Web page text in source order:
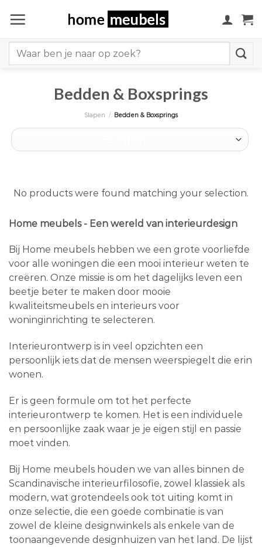
naar
for:
Bedden & Boxsprings
Slapen / Bedden & Boxsprings
No products were found matching your selection.
Home meubels - Een wereld van interieurdesign
Bij Home meubels hebben we een grote voorliefde
voor alle woningen die een mooi interieur weten te
creëren. Onze missie is om het dagelijks leven een
beetje beter te maken door mooie
kwaliteitsmeubels en interieurs voor
woninginrichting te selecteren.
Interieurontwerp is in veel opzichten een
persoonlijk iets dat de mensen weerspiegelt die erin
wonen.
Er is geen formule om tot het perfecte
interieurontwerp te komen. Het is een individuele
en persoonlijke zaak waar je je eigen stijl en passie
moet vinden.
Bij Home meubels houden we van alles binnen de
Scandinavische interieurfilosofie, zowel klassiek als
modern, wat grotendeels ook tot uiting komt in
onze selectie, die een goede combinatie is van
zowel de kleine designwinkels als enkele van de
toonaangevende designhuizen van het land. De lijst